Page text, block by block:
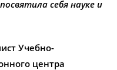
себя науке и
Учебно-
центра